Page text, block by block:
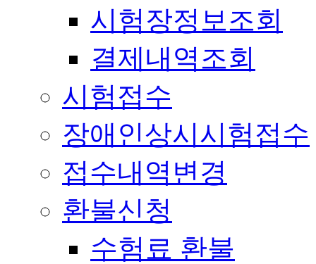
시험장정보조회
결제내역조회
시험접수
장애인상시시험접수
접수내역변경
환불신청
수험료 환불